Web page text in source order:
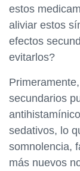
estos
aliviar estos
efectos
evitarlos?
secundarios
sedativos, lo
somnolencia,
más nuevos